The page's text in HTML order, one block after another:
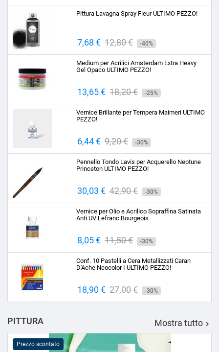
base
Pittura Lavagna Spray Fleur ULTIMO PEZZO!
Prezzo
7,68 € Prezzo
base
12,80 € -40%
Medium per Acrilici Amsterdam Extra Heavy
Gel Opaco ULTIMO PEZZO!
Prezzo
13,65 € Prezzo
base
18,20 € -25%
Vernice Brillante per Tempera Maimeri ULTIMO
PEZZO!
Prezzo
6,44 € Prezzo
base
9,20 € -30%
Pennello Tondo Lavis per Acquerello Neptune
Princeton ULTIMO PEZZO!
Prezzo
30,03 € Prezzo
base
42,90 € -30%
Vernice per Olio e Acrilico Sopraffina Satinata
Anti UV Lefranc Bourgeois
Prezzo
8,05 € Prezzo
base
11,50 € -30%
Conf. 10 Pastelli a Cera Metallizzati Caran
D'Ache Neocolor I ULTIMO PEZZO!
Prezzo
18,90 € Prezzo
base
27,00 € -30%
PITTURA Mostra tutto 
Prezzo scontato